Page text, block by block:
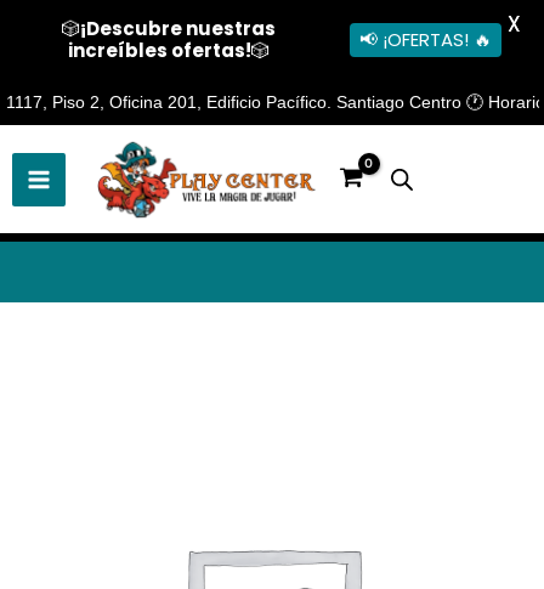
Piso 2, Oficina 201, Edificio Pacífico. Santiago Centro 🕐 Horario
Ir
al
contenido
🎲¡Descubre nuestras
increíbles ofertas!🎲 📢 ¡OFERTAS! 🔥
X